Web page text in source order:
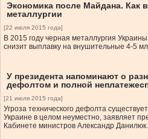
Экономика после Майдана. Как
металлургии
[22 июля 2015 года]
В 2015 году черная металлургия
снизит выплавку на внушительные 4-5
У президента напоминают о
дефолтом и полной
[21 июля 2015 года]
Угроза технического дефолта
Украине в целом неуместно, заявляет
Кабинете министров Александр Данилюк.